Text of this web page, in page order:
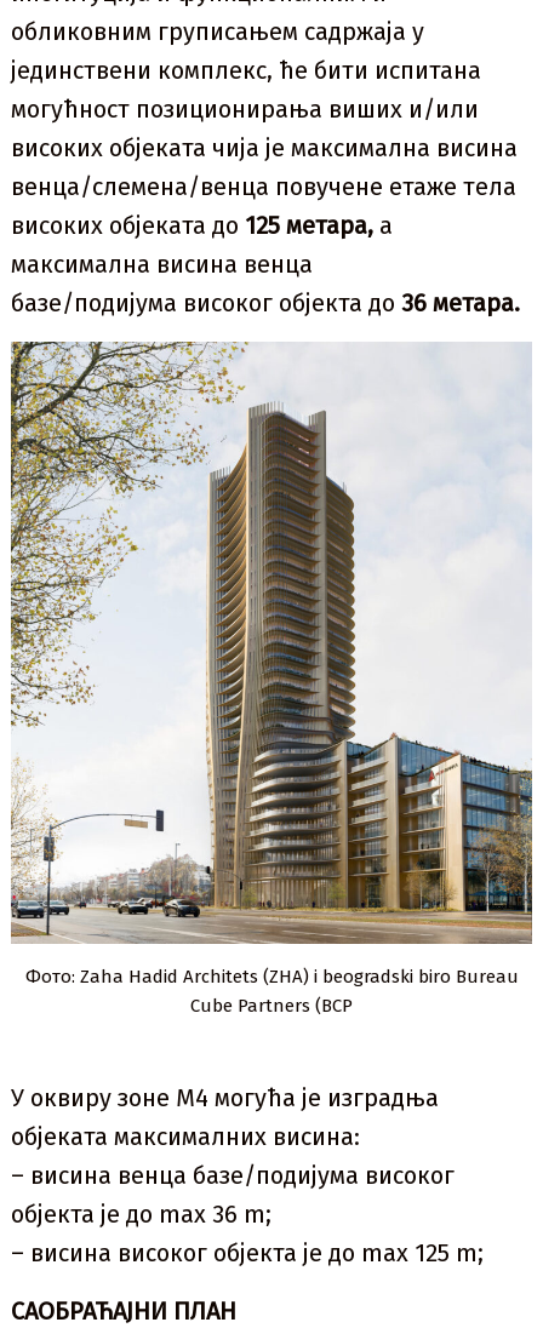
обликовним груписањем садржаја у
јединствени комплекс, ће бити испитана
могућност позиционирања виших и/или
високих објеката чија је максимална висина
венца/слемена/венца повучене етаже тела
високих објеката до 125 метара, а
максимална висина венца
базе/подијума високог објекта до36 метара.
Фото: Zaha Hadid Architets (ZHA) i beogradski biro Bureau
Cube Partners (BCP
У оквиру зоне М4 могућа је изградња
објеката максималних висина:
– висина венца базе/подијума високог
објекта је до max 36 m;
– висина високог објекта је до max 125 m;
САОБРАЋАЈНИ ПЛАН